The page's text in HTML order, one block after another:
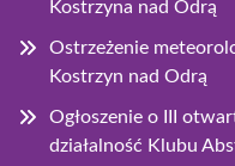
Kostrzyna nad Odrą
Ostrzeżenie
Kostrzyn nad Odrą
Ogłoszenie o III
działalność Klubu